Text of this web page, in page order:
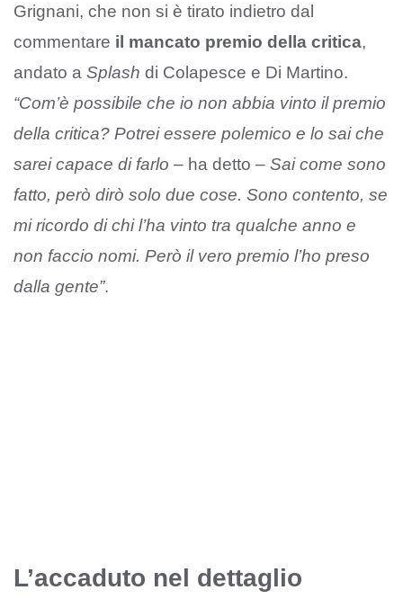
Grignani, che non si è tirato indietro dal
commentare il mancato premio della critica,
andato a Splash di Colapesce e Di Martino.
“Com’è possibile che io non abbia vinto il premio
della critica? Potrei essere polemico e lo sai che
sarei capace di farlo – ha detto – Sai come sono
fatto, però dirò solo due cose. Sono contento, se
mi ricordo di chi l’ha vinto tra qualche anno e
non faccio nomi. Però il vero premio l’ho preso
dalla gente”.
L’accaduto nel dettaglio